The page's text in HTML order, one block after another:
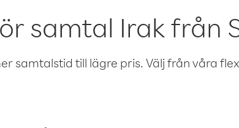
samtal Irak från
samtalstid till lägre pris. Välj från våra